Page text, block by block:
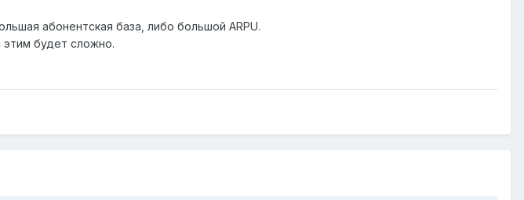
абонентская база, либо большой ARPU.
будет сложно.